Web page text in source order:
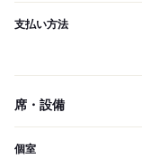
支払い方法
席・設備
個室